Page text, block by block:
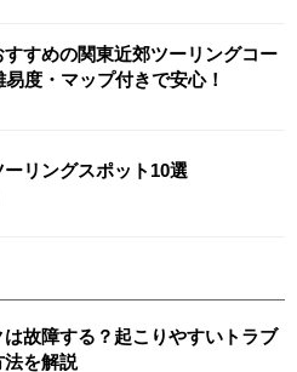
すめの関東近郊ツーリングコー
度・マップ付きで安心！
リングスポット10選
故障する？起こりやすいトラブ
法を解説